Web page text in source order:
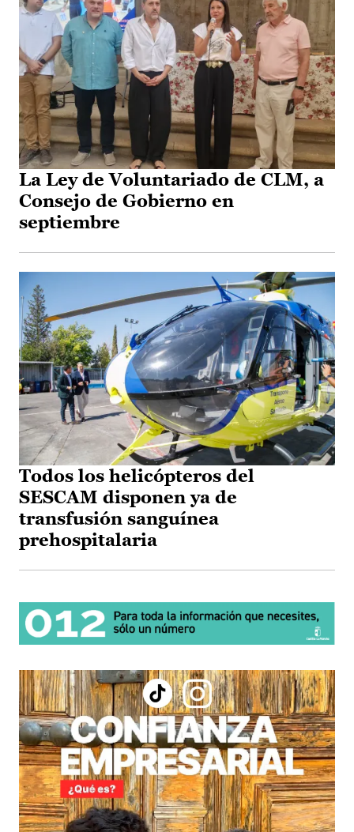
La Ley de Voluntariado de CLM, a
Consejo de Gobierno en
septiembre
Todos los helicópteros del
SESCAM disponen ya de
transfusión sanguínea
prehospitalaria